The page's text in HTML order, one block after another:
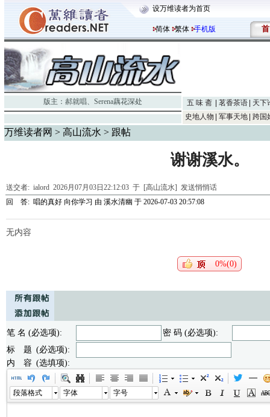
设万维读者为首页
简体 繁体 手机版 首
版主： 郝就唱、 Serena藕花深处 五 味 斋 茗香茶语
天下
史地人物
军事天地 跨国
万维读者网 > 高山流水 > 跟帖
谢谢溪水。
送交者: ialord 2026月07月03日22:12:03 于 [高山流水] 发送悄悄话
回 答: 唱的真好 向你学习 由 溪水清幽 于 2026-07-03 20:57:08
无内容
0%(0)
笔 名 (必选项):
密 码 (必选项):
标 题 (必选项):
内 容 (选填项):
段落格式 字体 字号